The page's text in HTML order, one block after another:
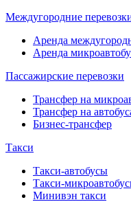
Междугородние
Аренда
Аренда
Пассажирские перевозки
Трансфер на
Трансфер на
Бизнес-трансфер
Такси
Такси-автобусы
Такси-
Минивэн такси